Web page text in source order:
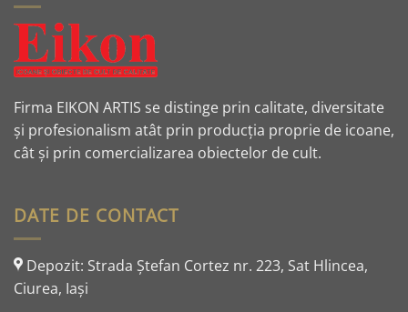
Firma EIKON ARTIS se distinge prin calitate, diversitate
și profesionalism atât prin producția proprie de icoane,
cât și prin comercializarea obiectelor de cult.
DATE DE CONTACT
Depozit: Strada Ştefan Cortez nr. 223, Sat Hlincea,
Ciurea, Iaşi